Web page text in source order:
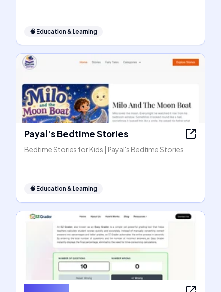
🧠 Education & Learning
Payal's Bedtime Stories
Bedtime Stories for Kids | Payal's Bedtime Stories
🧠 Education & Learning